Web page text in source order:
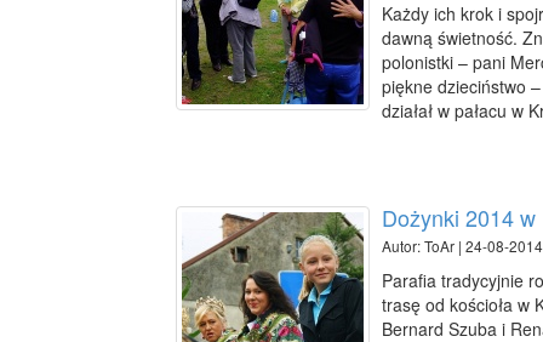
Każdy ich krok i
dawną świetność.
polonistki – pani
piękne dzieciństwo
działał w pałacu w
Dożynki 2014
Autor: ToAr | 24-08-
Parafia tradycyjnie
trasę od kościoła w
Bernard Szuba i